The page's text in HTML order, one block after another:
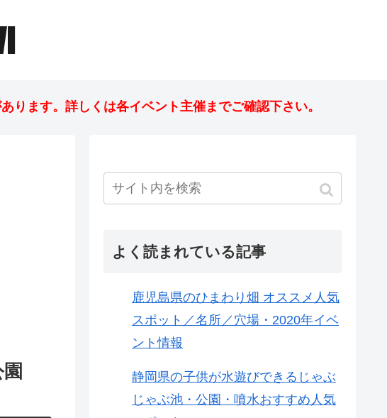
ます。詳しくは各イベント主催までご確認下さい。
よく読まれている記事
鹿児島県のひまわり畑 オススメ人気
スポット／名所／穴場・2020年イベ
ント情報
静岡県の子供が水遊びできるじゃぶ
じゃぶ池・公園・噴水おすすめ人気